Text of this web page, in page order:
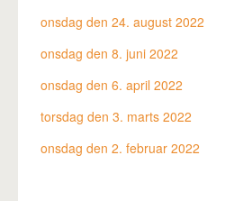
onsdag den 24. august 2022
onsdag den 8. juni 2022
onsdag den 6. april 2022
torsdag den 3. marts 2022
onsdag den 2. februar 2022